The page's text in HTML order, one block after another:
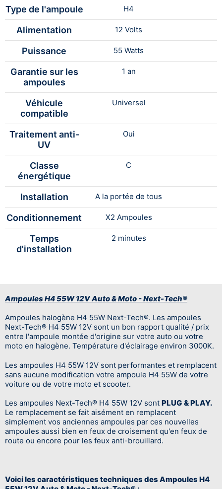
Type de l'ampoule H4
Alimentation 12 Volts
Puissance 55 Watts
Garantie sur les
ampoules
1 an
Véhicule
compatible
Universel
Traitement anti-
UV
Oui
Classe
énergétique
C
Installation A la portée de tous
Conditionnement X2 Ampoules
Temps
d'installation
2 minutes
Ampoules H4 55W 12V Auto & Moto - Next-Tech®
Ampoules halogène H4 55W Next-Tech®. Les ampoules
Next-Tech® H4 55W 12V sont un bon rapport qualité / prix
entre l'ampoule montée d'origine sur votre auto ou votre
moto en halogène. Température d'éclairage environ 3000K.
Les ampoules H4 55W 12V sont performantes et remplacent
sans aucune modification votre ampoule H4 55W de votre
voiture ou de votre moto et scooter.
Les ampoules Next-Tech® H4 55W 12V sont PLUG & PLAY.
Le remplacement se fait aisément en remplacent
simplement vos anciennes ampoules par ces nouvelles
ampoules aussi bien en feux de croisement qu'en feux de
route ou encore pour les feux anti-brouillard.
Voici les caractéristiques techniques des Ampoules H4